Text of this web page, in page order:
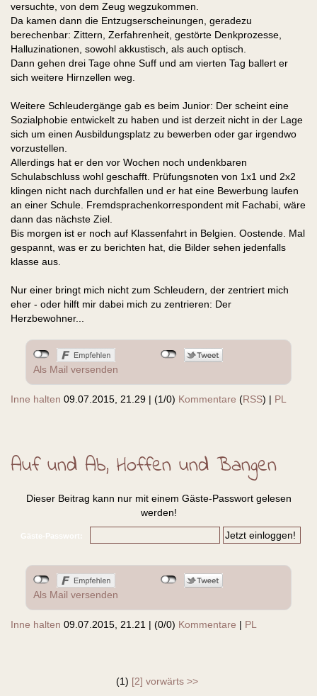
versuchte, von dem Zeug wegzukommen.
Da kamen dann die Entzugserscheinungen, geradezu
berechenbar: Zittern, Zerfahrenheit, gestörte Denkprozesse,
Halluzinationen, sowohl akkustisch, als auch optisch.
Dann gehen drei Tage ohne Suff und am vierten Tag ballert er
sich weitere Hirnzellen weg.
Weitere Schleudergänge gab es beim Junior: Der scheint eine
Sozialphobie entwickelt zu haben und ist derzeit nicht in der Lage
sich um einen Ausbildungsplatz zu bewerben oder gar irgendwo
vorzustellen.
Allerdings hat er den vor Wochen noch undenkbaren
Schulabschluss wohl geschafft. Prüfungsnoten von 1x1 und 2x2
klingen nicht nach durchfallen und er hat eine Bewerbung laufen
an einer Schule. Fremdsprachenkorrespondent mit Fachabi, wäre
dann das nächste Ziel.
Bis morgen ist er noch auf Klassenfahrt in Belgien. Oostende. Mal
gespannt, was er zu berichten hat, die Bilder sehen jedenfalls
klasse aus.
Nur einer bringt mich nicht zum Schleudern, der zentriert mich
eher - oder hilft mir dabei mich zu zentrieren: Der
Herzbewohner...
Als Mail versenden
Inne halten 09.07.2015, 21.29 | (1/0) Kommentare (RSS) | PL
Auf und Ab, Hoffen und Bangen
Dieser Beitrag kann nur mit einem Gäste-Passwort gelesen
werden!
Gäste-Passwort:
Als Mail versenden
Inne halten 09.07.2015, 21.21 | (0/0) Kommentare | PL
(1) [2] vorwärts >>